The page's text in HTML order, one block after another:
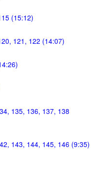
(15:12)
121, 122 (14:07)
135, 136, 137, 138
143, 144, 145, 146 (9:35)